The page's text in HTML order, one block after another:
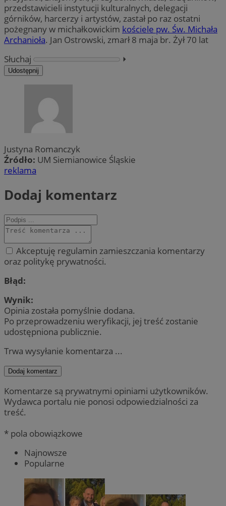
przedstawicieli instytucji kulturalnych, delegacji
górników, harcerzy i artystów, zastał po raz ostatni
pożegnany w michałkowickim kościele pw. Św. Michała
Archanioła. Jan Ostrowski, zmarł 8 maja br. Żył 70 lat
Słuchaj
⏵︎
Udostępnij
Justyna Romanczyk
Źródło: UM Siemianowice Śląskie
reklama
Dodaj komentarz
Akceptuję regulamin zamieszczania komentarzy
oraz politykę prywatności.
Błąd:
Wynik:
Opinia została pomyślnie dodana.
Po przeprowadzeniu weryfikacji, jej treść zostanie
udostępniona publicznie.
Trwa wysyłanie komentarza ...
Dodaj komentarz
Komentarze są prywatnymi opiniami użytkowników.
Wydawca portalu nie ponosi odpowiedzialności za
treść.
* pola obowiązkowe
Najnowsze
Popularne